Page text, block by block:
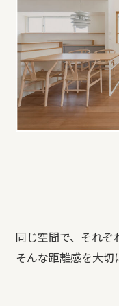
同じ空間で、それぞ
そんな距離感を大切